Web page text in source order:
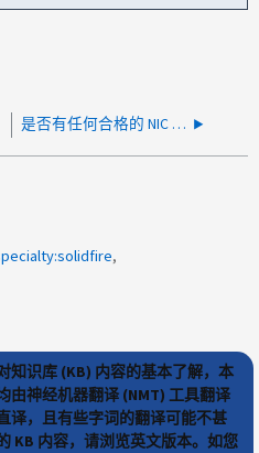
是否有任何合格的 NIC 可用于 NetApp HCI 节点？
知识库 (KB) 内容的基本了解，本
由神经机器翻译 (NMT) 工具翻译
译，且有些字词的翻译可能不甚
KB 内容，请浏览英文版本。如您